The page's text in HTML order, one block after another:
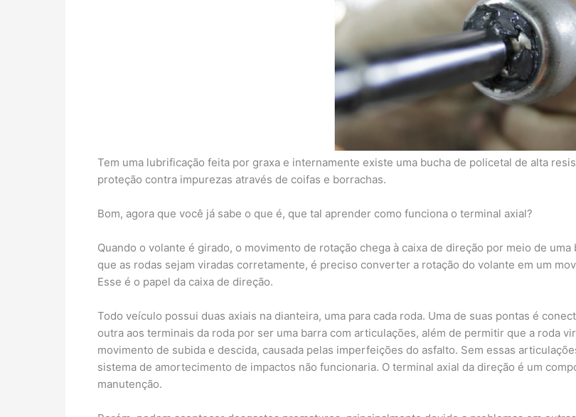
Tem uma lubrificação feita por graxa e internamente existe uma bucha de policetal de alta
proteção contra impurezas através de coifas e borrachas.
Bom, agora que você já sabe o que é, que tal aprender como funciona o terminal axial?
Quando o volante é girado, o movimento de rotação chega à caixa de direção por meio de
que as rodas sejam viradas corretamente, é preciso converter a rotação do volante em um
Esse é o papel da caixa de direção.
Todo veículo possui duas axiais na dianteira, uma para cada roda. Uma de suas pontas é
outra aos terminais da roda por ser uma barra com articulações, além de permitir que a roda
movimento de subida e descida, causada pelas imperfeições do asfalto. Sem essas
sistema de amortecimento de impactos não funcionaria. O terminal axial da direção é um
manutenção.